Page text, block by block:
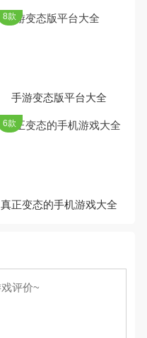
手游变态版平台大全
8款
真正变态的手机游戏大全
6款